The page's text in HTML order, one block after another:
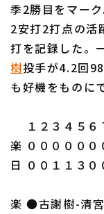
特定商取引法の表示
季2勝目をマー
2安打2打点の活
打を記録した。
樹投手が4.2回
も好機をものに
１２３４５６
楽 ００００００
日 ００１１３０
楽 ●古謝樹-清